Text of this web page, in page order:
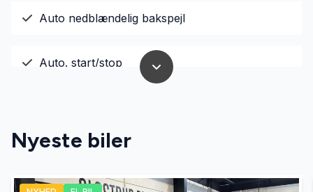
Auto nedblændelig bakspejl
Auto. start/stop
Automatisk fjernlys
Nyeste biler